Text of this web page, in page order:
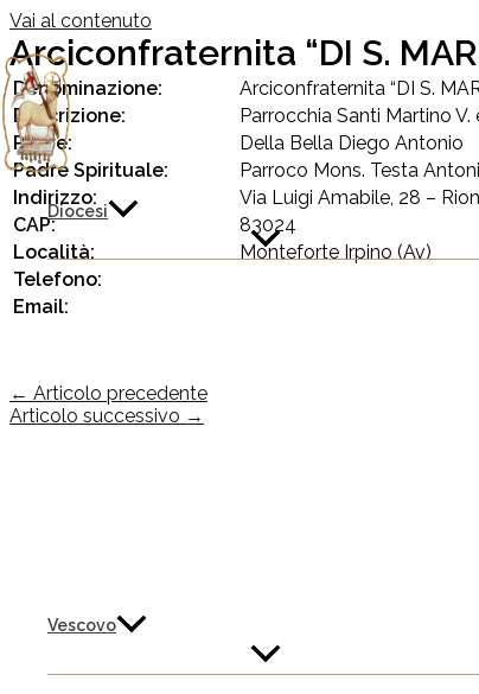
Vai al contenuto
Diocesi
Vescovo
Arciconfraternita “DI S.
Denominazione:
Arciconfraternita “DI S.
Descrizione:
Parrocchia Santi Martino V.
Priore:
Della Bella Diego Antonio
Padre Spirituale:
Parroco Mons. Testa
Indirizzo:
Via Luigi Amabile, 28 –
CAP:
83024
Località:
Monteforte Irpino (Av)
Telefono:
Email:
← Articolo precedente
Articolo successivo →